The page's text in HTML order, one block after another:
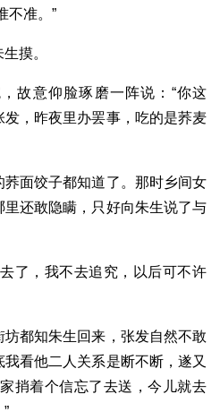
不准。”
摸。
故意仰脸琢磨一阵说：“你这
，昨夜里办罢事，吃的是荞麦
面饺子都知道了。那时乡间女
还敢隐瞒，只好向朱生说了与
了，我不去追究，以后可不许
都知朱生回来，张发自然不敢
看他二人关系是断不断，遂又
捎着个信忘了去送，今儿就去